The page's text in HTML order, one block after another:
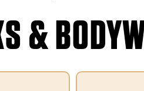
&